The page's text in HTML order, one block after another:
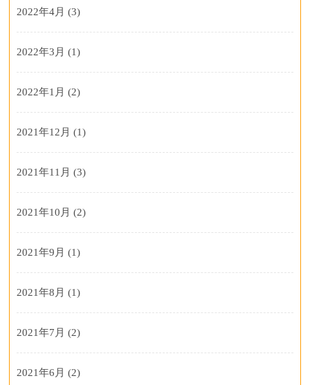
2022年4月 (3)
2022年3月 (1)
2022年1月 (2)
2021年12月 (1)
2021年11月 (3)
2021年10月 (2)
2021年9月 (1)
2021年8月 (1)
2021年7月 (2)
2021年6月 (2)